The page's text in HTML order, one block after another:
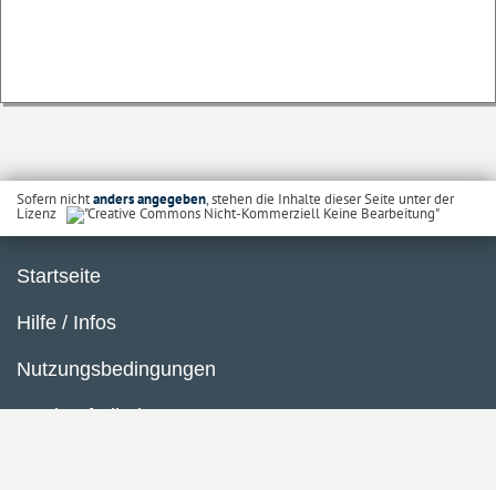
Sofern nichtanders angegeben, stehen die Inhalte dieser Seite unter der
Lizenz
Startseite
Hilfe / Infos
Nutzungsbedingungen
Barrierefreiheit